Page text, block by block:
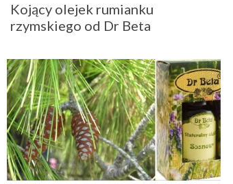
Kojący olejek rumianku
rzymskiego od Dr Beta